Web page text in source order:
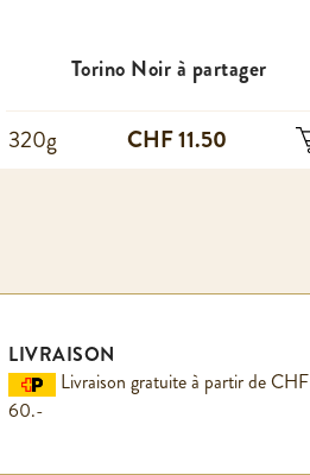
Torino Noir à partager
320g CHF 11.50
LIVRAISON
Livraison gratuite à partir de CHF
60.-